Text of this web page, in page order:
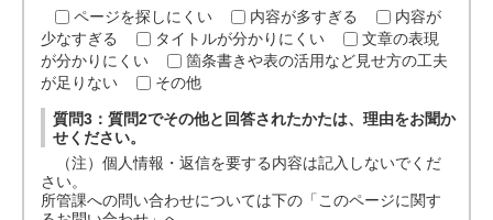
ページを探しにくい
内容が多すぎる
内容が
少なすぎる
タイトルが分かりにくい
文章の表現
が分かりにくい
箇条書きや表の活用など見せ方の工夫
が足りない
その他
質問3：質問2でその他と回答されたかたは、理由をお聞か
せください。
（注）個人情報・返信を要する内容は記入しないでくだ
さい。
所管課への問い合わせについては下の「このページに関す